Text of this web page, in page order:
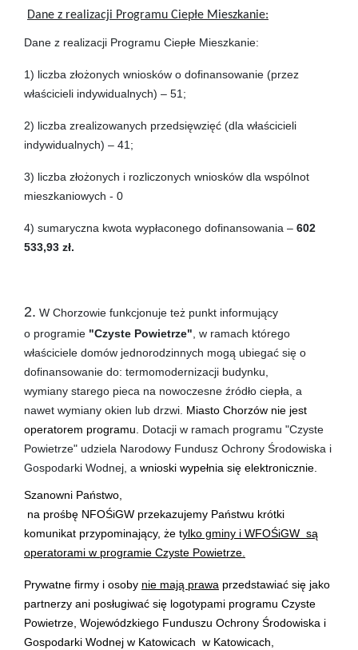
Dane z realizacji Programu Ciepłe Mieszkanie:
Dane z realizacji Programu Ciepłe Mieszkanie:
1) liczba złożonych wniosków o dofinansowanie (przez
właścicieli indywidualnych) – 51;
2) liczba zrealizowanych przedsięwzięć (dla właścicieli
indywidualnych) – 41;
3) liczba złożonych i rozliczonych wniosków dla wspólnot
mieszkaniowych - 0
4) sumaryczna kwota wypłaconego dofinansowania – 602
533,93 zł.
2. W Chorzowie funkcjonuje też punkt informujący
o programie "Czyste Powietrze" , w ramach którego
właściciele domów jednorodzinnych mogą ubiegać się o
dofinansowanie do: termomodernizacji budynku,
wymiany starego pieca na nowoczesne źródło ciepła, a
nawet wymiany okien lub drzwi. Miasto Chorzów nie jest
operatorem programu.
Dotacji w ramach programu "Czyste
Powietrze" udziela Narodowy Fundusz Ochrony Środowiska i
Gospodarki Wodnej, a wnioski wypełnia się elektronicznie.
Szanowni Państwo,
na prośbę NFOŚiGW przekazujemy Państwu krótki
komunikat przypominający, że tylko gminy i WFOŚiGW są
operatorami w programie Czyste Powietrze.
Prywatne firmy i osoby nie mają prawa przedstawiać się jako
partnerzy ani posługiwać się logotypami programu Czyste
Powietrze, Wojewódzkiego Funduszu Ochrony Środowiska i
Gospodarki Wodnej w Katowicach w Katowicach,